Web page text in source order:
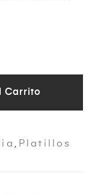
Carrito
, Platillos